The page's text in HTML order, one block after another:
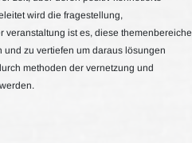
wird die fragestellung,
ist es, diese themenbereiche
zu vertiefen um daraus lösungen
methoden der vernetzung und